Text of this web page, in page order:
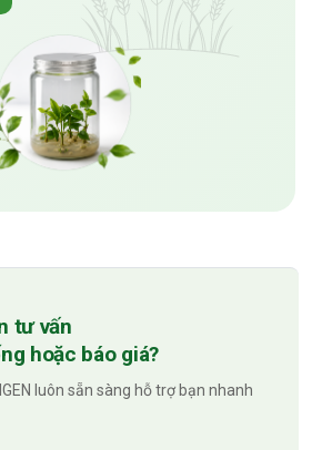
tư vấn
hoặc báo giá?
luôn sẵn sàng hỗ trợ bạn nhanh